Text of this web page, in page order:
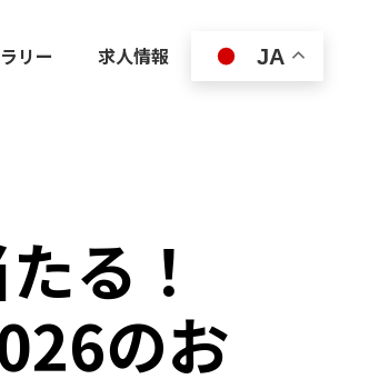
リー 求人情報 JA
る！
のお